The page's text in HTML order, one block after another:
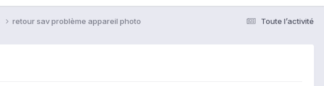
Toute l’activité
retour sav problème appareil photo